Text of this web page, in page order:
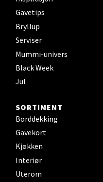
Gavetips
Bryllup
Serviser
Mummi-univers
Black Week
Jul
SORTIMENT
Borddekking
Gavekort
Kjøkken
Interiør
Uterom
Barstølveien 31, 4636
Åpent i dag 10-21
Fredrikstad -
Brochsgate 8, 1607